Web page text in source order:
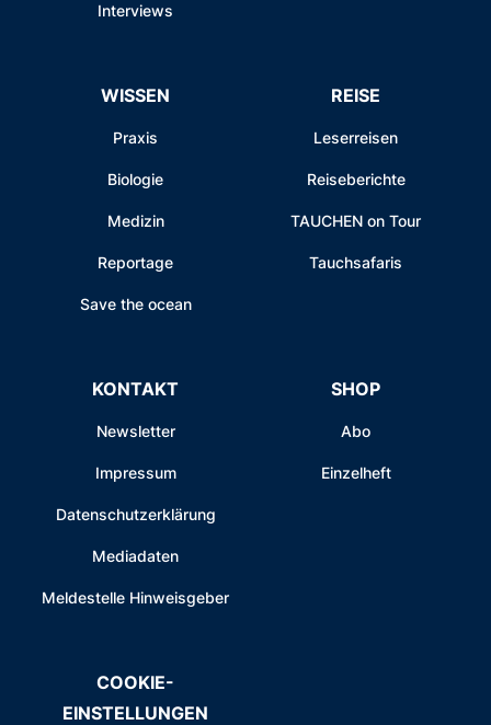
Interviews
WISSEN
Praxis
Biologie
Medizin
Reportage
Save the ocean
REISE
Leserreisen
Reiseberichte
TAUCHEN on Tour
Tauchsafaris
KONTAKT
Newsletter
Impressum
Datenschutzerklärung
Mediadaten
Meldestelle Hinweisgeber
SHOP
Abo
Einzelheft
COOKIE-
EINSTELLUNGEN